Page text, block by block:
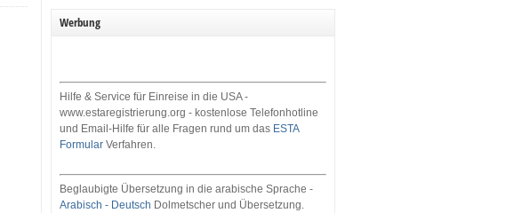
Werbung
Hilfe & Service für Einreise in die USA -
www.estaregistrierung.org - kostenlose Telefonhotline
und Email-Hilfe für alle Fragen rund um das ESTA
Formular Verfahren.
Beglaubigte Übersetzung in die arabische Sprache -
Arabisch - Deutsch Dolmetscher und Übersetzung.